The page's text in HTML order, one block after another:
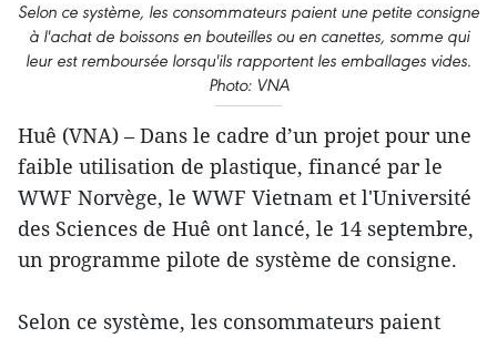
Selon ce système, les consommateurs paient une petite consigne
à l'achat de boissons en bouteilles ou en canettes, somme qui
leur est remboursée lorsqu'ils rapportent les emballages vides.
Photo: VNA
Huê (VNA) – Dans le cadre d’un projet pour une
faible utilisation de plastique, financé par le
WWF Norvège, le WWF Vietnam et l'Université
des Sciences de Huê ont lancé, le 14 septembre,
un programme pilote de système de consigne.
Selon ce système, les consommateurs paient